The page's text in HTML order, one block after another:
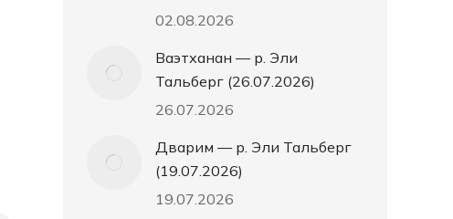
02.08.2026
Ваэтханан — р. Эли
Тальберг (26.07.2026)
26.07.2026
Дварим — р. Эли Тальберг
(19.07.2026)
19.07.2026